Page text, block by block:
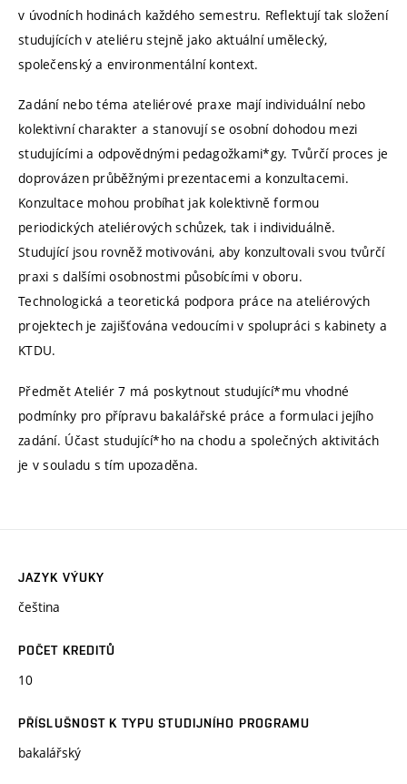
v úvodních hodinách každého semestru. Reflektují tak složení
studujících v ateliéru stejně jako aktuální umělecký,
společenský a environmentální kontext.
Zadání nebo téma ateliérové praxe mají individuální nebo
kolektivní charakter a stanovují se osobní dohodou mezi
studujícími a odpovědnými pedagožkami*gy. Tvůrčí proces je
doprovázen průběžnými prezentacemi a konzultacemi.
Konzultace mohou probíhat jak kolektivně formou
periodických ateliérových schůzek, tak i individuálně.
Studující jsou rovněž motivováni, aby konzultovali svou tvůrčí
praxi s dalšími osobnostmi působícími v oboru.
Technologická a teoretická podpora práce na ateliérových
projektech je zajišťována vedoucími v spolupráci s kabinety a
KTDU.
Předmět Ateliér 7 má poskytnout studující*mu vhodné
podmínky pro přípravu bakalářské práce a formulaci jejího
zadání. Účast studující*ho na chodu a společných aktivitách
je v souladu s tím upozaděna.
JAZYK VÝUKY
čeština
POČET KREDITŮ
10
PŘÍSLUŠNOST K TYPU STUDIJNÍHO PROGRAMU
bakalářský